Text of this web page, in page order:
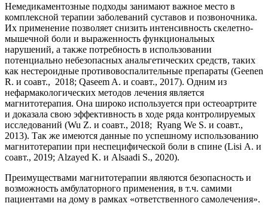
Немедикаментозные подходы занимают важное место в
комплексной терапии заболеваний суставов и позвоночника.
Их применение позволяет снизить интенсивность скелетно-
мышечной боли и выраженность функциональных
нарушений, а также потребность в использовании
потенциально небезопасных анальгетических средств, таких
как нестероидные противовоспалительные препараты (Geenen
R. и соавт., 2018; Qaseem A. и соавт., 2017). Одним из
нефармакологических методов лечения является
магнитотерапия. Она широко используется при остеоартрите
и доказала свою эффективность в ходе ряда контролируемых
исследований (Wu Z. и соавт., 2018; Ryang We S. и соавт.,
2013). Так же имеются данные по успешному использованию
магнитотерапии при неспецифической боли в спине (Lisi А. и
соавт., 2019; Alzayed K. и Alsaadi S., 2020).
Преимуществами магнитотерапии являются безопасность и
возможность амбулаторного применения, в т.ч. самими
пациентами на дому в рамках «ответственного самолечения».